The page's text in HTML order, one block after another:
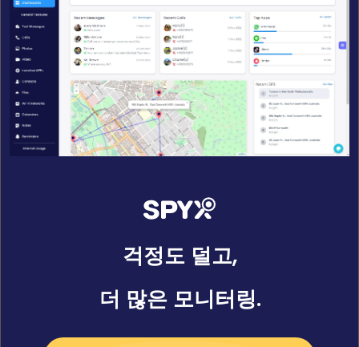
걱정도 덜고,
더 많은 모니터링.